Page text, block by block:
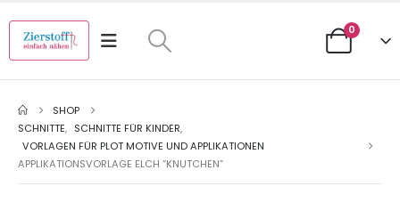
0
SHOP
SCHNITTE, SCHNITTE FÜR KINDER,
VORLAGEN FÜR PLOT MOTIVE UND APPLIKATIONEN
APPLIKATIONSVORLAGE ELCH “KNUTCHEN”